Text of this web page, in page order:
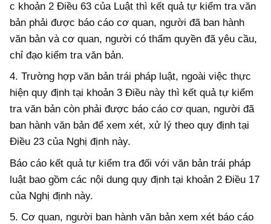
c khoản 2 Điều 63 của Luật thì kết quả tự kiểm tra văn
bản phải được báo cáo cơ quan, người đãban hành
văn bản và cơ quan, người có thẩm quyền đã yêu cầu,
chỉ đạo kiểm tra văn bản.
4. Trường hợp văn bản trái pháp luật, ngoài việc thực
hiện quy định tại khoản 3 Điều này thì kết quả tự kiểm
tra văn bản còn phải được báo cáo cơ quan, người đã
ban hành văn bản để xem xét, xử lý theo quy định tại
Điều 23 của Nghị định này.
Báo cáo kết quả tự kiểm tra đối với văn bản trái pháp
luật bao gồm các nội dung quy định tại khoản 2 Điều 17
của Nghị định này.
5. Cơ quan, người ban hành văn bản xem xét báo cáo